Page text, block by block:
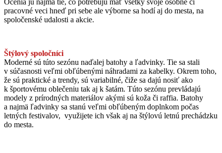
pracovné veci hneď pri sebe ale výborne sa hodí aj do mesta, na
spoločenské udalosti a akcie.
Štýlový spoločníci
Moderné sú túto sezónu naďalej batohy a ľadvinky. Tie sa stali
v súčasnosti veľmi obľúbenými náhradami za kabelky. Okrem toho,
že sú praktické a trendy, sú variabilné, čiže sa dajú nosiť ako
k športovému oblečeniu tak aj k šatám. Túto sezónu prevládajú
modely z prírodných materiálov akými sú koža či raffia. Batohy
a najmä ľadvinky sa stanú veľmi obľúbeným doplnkom počas
letných festivalov, využijete ich však aj na štýlovú letnú prechádzku
do mesta.